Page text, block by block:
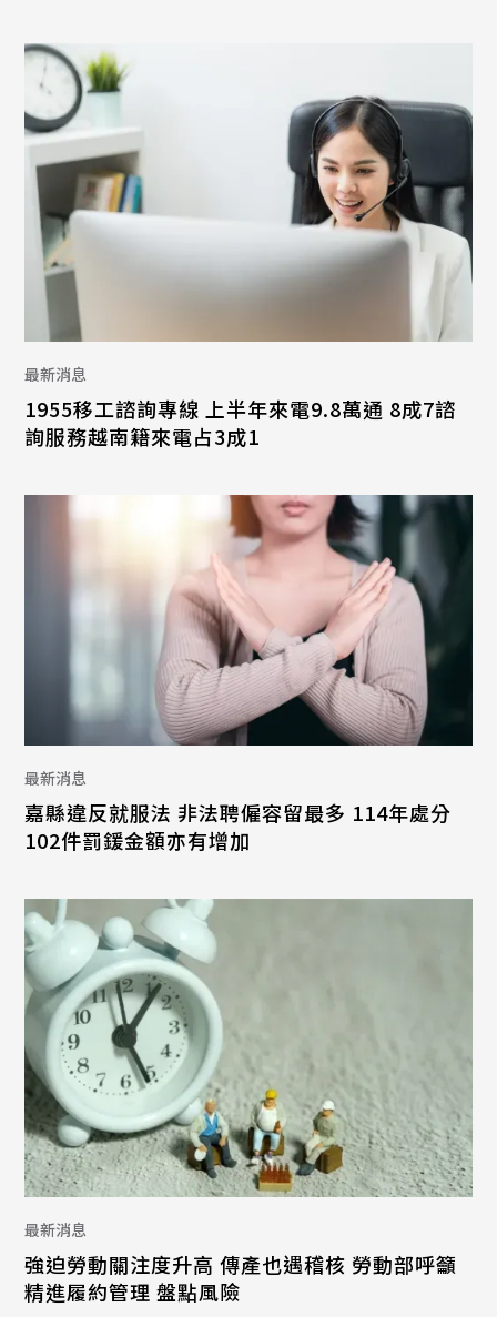
最新消息
1955移工諮詢專線 上半年來電9.8萬通 8成7諮
詢服務越南籍來電占3成1
最新消息
嘉縣違反就服法 非法聘僱容留最多 114年處分
102件罰鍰金額亦有增加
最新消息
強迫勞動關注度升高 傳產也遇稽核 勞動部呼籲
精進履約管理 盤點風險